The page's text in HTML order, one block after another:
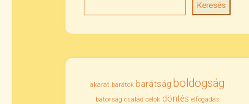
Keresés
akarat barátok barátság boldogság
bátorság család célok döntés elfogadás